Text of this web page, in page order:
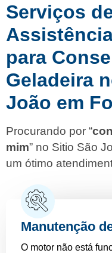
Serviços
para
Geladeira
João em
Procurando por “
mim” no Sitio São
um ótimo
Manutenção
O motor não está